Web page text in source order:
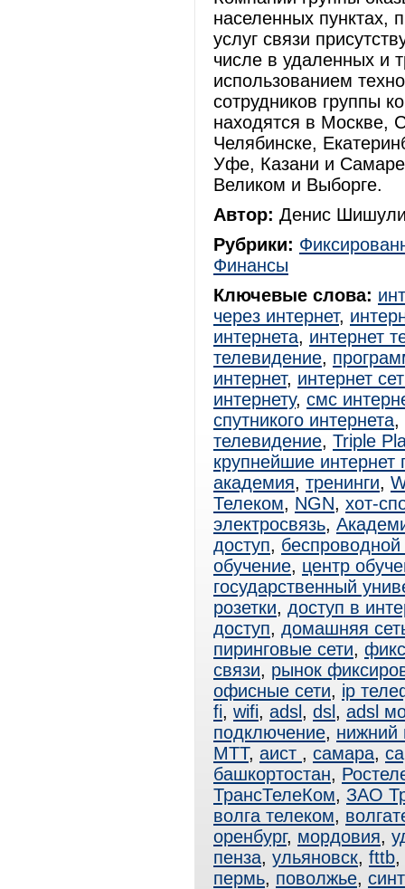
населенных пунктах,
услуг связи
числе в удаленных и
использованием
сотрудников группы
находятся в Москве,
Челябинске,
Уфе, Казани и
Великом и Выборге.
Автор: Денис
Рубрики:
Финансы
Ключевые слова:
через интернет,
интернета, интернет
телевидение,
интернет, интернет
интернету, смс
спутникого интернета,
телевидение, Triple
крупнейшие интернет
академия, тренинги,
Телеком, NGN, хот-
электросвязь,
доступ, беспроводной
обучение, центр
государственный
розетки, доступ в
доступ, домашняя
пиринговые сети,
связи, рынок
офисные сети, ip
fi, wifi, adsl , dsl , adsl
подключение, нижний
МТТ, аист , самара,
башкортостан,
ТрансТелеКом, ЗАО
волга телеком,
оренбург, мордовия,
пенза, ульяновск, fttb,
пермь, поволжье,